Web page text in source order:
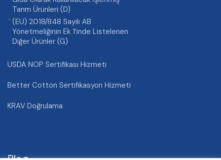
Tarım Ürünleri (D)
(EU) 2018/848 Sayılı AB
Yönetmeliğinin Ek 1’inde Listelenen
Diğer Ürünler (G)
USDA NOP Sertifikası Hizmeti
Better Cotton Sertifikasyon Hizmeti
KRAV Doğrulama